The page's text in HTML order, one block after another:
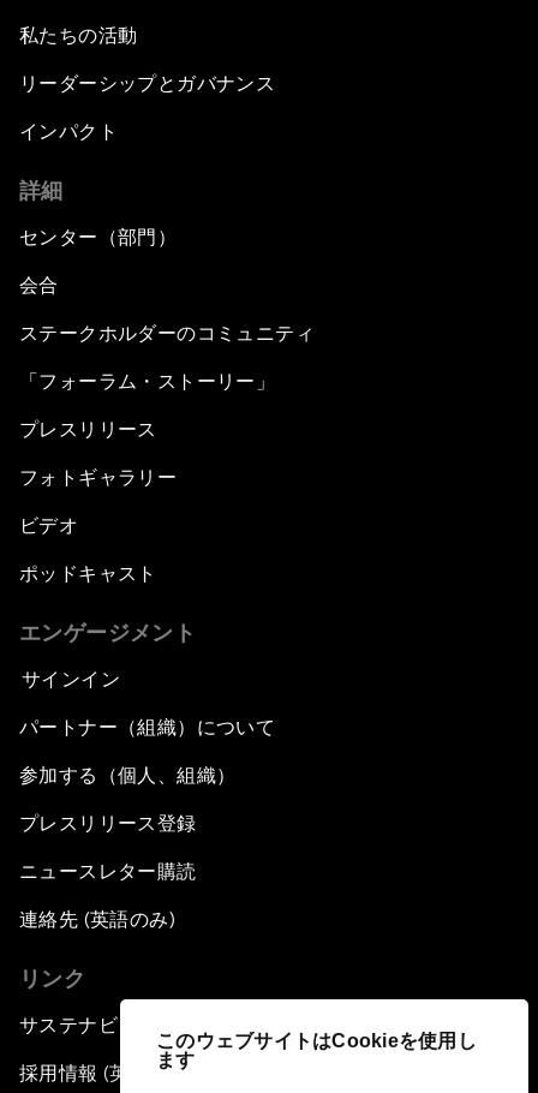
このウェブサイトはCookieを使用し
ます
私たちの活動
リーダーシップとガバナンス
インパクト
詳細
センター（部門）
会合
ステークホルダーのコミュニティ
「フォーラム・ストーリー」
プレスリリース
フォトギャラリー
ビデオ
ポッドキャスト
エンゲージメント
サインイン
パートナー（組織）について
参加する（個人、組織）
プレスリリース登録
ニュースレター購読
連絡先 (英語のみ)
リンク
サステナビリティへの取り組み
採用情報 (英語のみ)